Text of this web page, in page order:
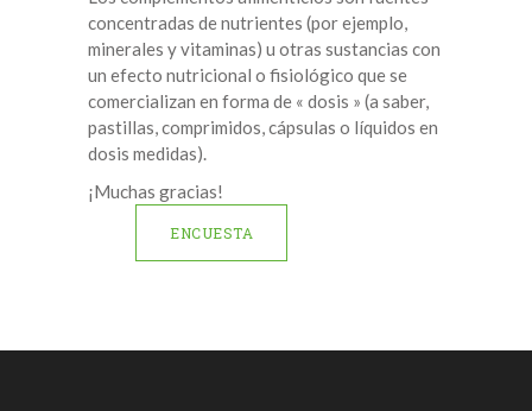
concentradas de nutrientes (por ejemplo,
minerales y vitaminas) u otras sustancias con
un efecto nutricional o fisiológico que se
comercializan en forma de « dosis » (a saber,
pastillas, comprimidos, cápsulas o líquidos en
dosis medidas).
¡Muchas gracias!
ENCUESTA